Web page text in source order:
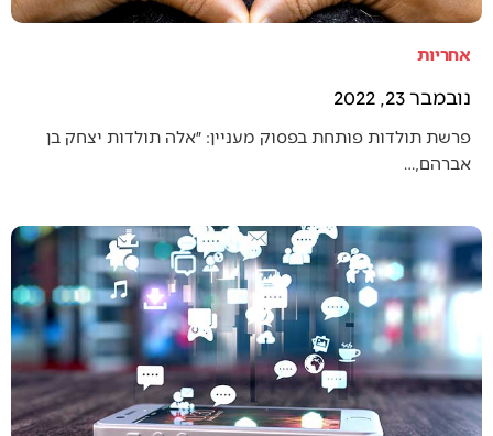
אחריות
נובמבר 23, 2022
פרשת תולדות פותחת בפסוק מעניין: ״אלה תולדות יצחק בן
אברהם,…